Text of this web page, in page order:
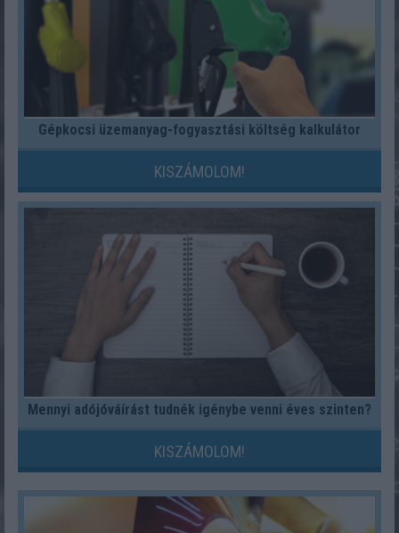
Gépkocsi üzemanyag-fogyasztási költség kalkulátor
KISZÁMOLOM!
Mennyi adójóváírást tudnék igénybe venni éves szinten?
KISZÁMOLOM!